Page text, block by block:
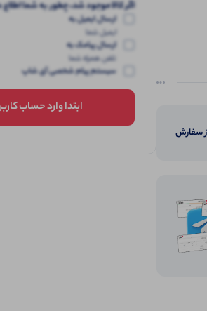
سفارش
اگر کالا موجود شد، چطور به شما
ارسال ایمیل به
ایمیل شما
ارسال پیامک به
تلفن همراه شما
سیستم پیام شخصی آی شاپ
ابتدا وارد حساب